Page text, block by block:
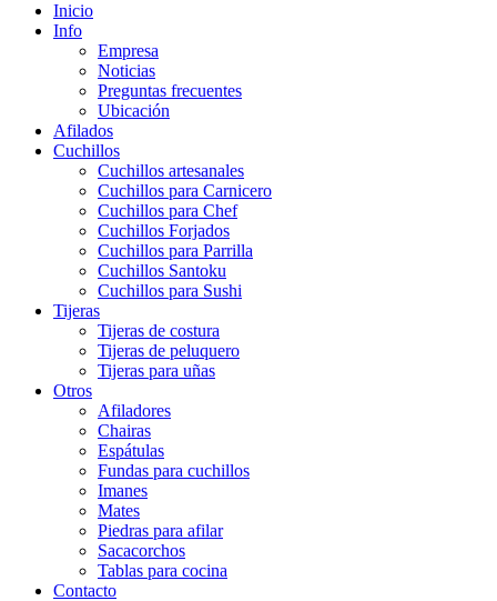
Inicio
Info
Empresa
Noticias
Preguntas frecuentes
Ubicación
Afilados
Cuchillos
Cuchillos artesanales
Cuchillos para Carnicero
Cuchillos para Chef
Cuchillos Forjados
Cuchillos para Parrilla
Cuchillos Santoku
Cuchillos para Sushi
Tijeras
Tijeras de costura
Tijeras de peluquero
Tijeras para uñas
Otros
Afiladores
Chairas
Espátulas
Fundas para cuchillos
Imanes
Mates
Piedras para afilar
Sacacorchos
Tablas para cocina
Contacto